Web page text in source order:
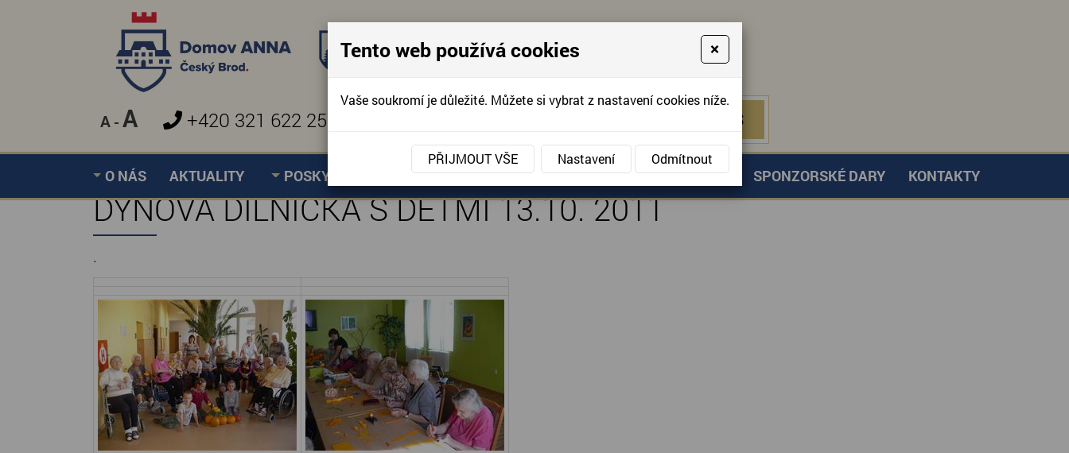
A - A +420 321 622 257 KONTAKTUJTE NÁS
KONTAKTUJTE NÁS
O NÁS AKTUALITY POSKYTOVANÉ SLUŽBY AKCE, FOTOGRAFIE DOBROVOLNICTVÍ SPONZORSKÉ DARY KONTAKTY
DÝŇOVÁ DÍLNIČKA S DĚTMI 13.10. 2011
.
Tento web používá cookies ×
Vaše soukromí je důležité. Můžete si vybrat z nastavení cookies níže.
PŘIJMOUT VŠE Nastavení Odmítnout